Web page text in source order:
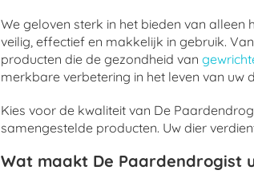
We geloven sterk in het bieden van
veilig, effectief en makkelijk in gebruik.
producten die de gezondheid van
merkbare verbetering in het leven van uw
Kies voor de kwaliteit van De
samengestelde producten. Uw dier
Wat maakt De Paardendrogist